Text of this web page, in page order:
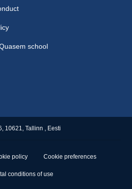
school
10621, Tallinn , Eesti
policy Cookie preferences
conditions of use